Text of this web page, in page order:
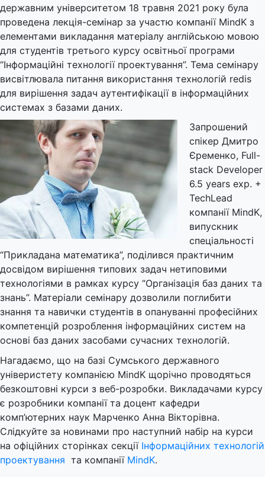
державним університетом 18 травня 2021 року була
проведена лекція-семінар за участю компанії MindK з
елементами викладання матеріалу англійською мовою
для студентів третього курсу освітньої програми
“Інформаційні технології проектування”. Тема семінару
висвітлювала питання використання технологій redis
для вирішення задач аутентифікації в інформаційних
системах з базами даних.
Запрошений
спікер Дмитро
Єременко, Full-
stack Developer
6.5 years exp. +
TechLead
компанії MindK,
випускник
спеціальності
“Прикладана математика”, поділився практичним
досвідом вирішення типових задач нетиповими
технологіями в рамках курсу “Організація баз даних та
знань”. Матеріали семінару дозволили поглибити
знання та навички студентів в опануванні професійних
компетенцій розроблення інформаційних систем на
основі баз даних засобами сучасних технологій.
Нагадаємо, що на базі Сумського державного
універистету компанією MindK щорічно проводяться
безкоштовні курси з веб-розробки. Викладачами курсу
є розробники компанії та доцент кафедри
комп’ютерних наук Марченко Анна Вікторівна.
Слідкуйте за новинами про наступний набір на курси
на офіційних сторінках секції Інформаційних технологій
проектування та компанії MindK.